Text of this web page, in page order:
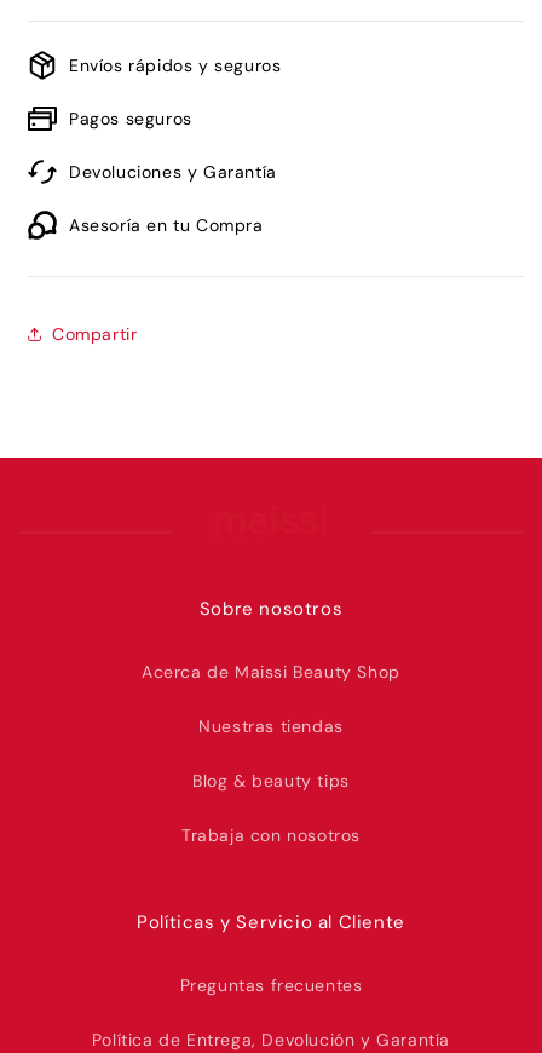
Gold
Eau
Parfum
Gold
Eau
Parfum
Envíos rápidos y seguros
Pagos seguros
Devoluciones y Garantía
Asesoría en tu Compra
Compartir
Sobre nosotros
Acerca de Maissi Beauty Shop
Nuestras tiendas
Blog & beauty tips
Trabaja con nosotros
Políticas y Servicio al Cliente
Preguntas frecuentes
Política de Entrega, Devolución y Garantía